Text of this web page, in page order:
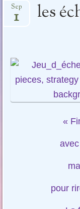
au
les
Sep
1
«
pour